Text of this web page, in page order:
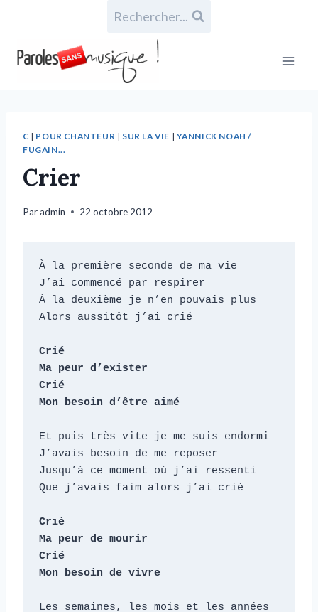
Rechercher...
C | POUR CHANTEUR | SUR LA VIE | YANNICK NOAH /
FUGAIN...
Crier
Paradmin 22 octobre 2012
À la première seconde de ma vie
J’ai commencé par respirer
À la deuxième je n’en pouvais plus
Alors aussitôt j’ai crié
Crié
Ma peur d’exister
Crié
Mon besoin d’être aimé
Et puis très vite je me suis endormi
J’avais besoin de me reposer
Jusqu’à ce moment où j’ai ressenti
Que j’avais faim alors j’ai crié
Crié
Ma peur de mourir
Crié
Mon besoin de vivre
Les semaines, les mois et les années